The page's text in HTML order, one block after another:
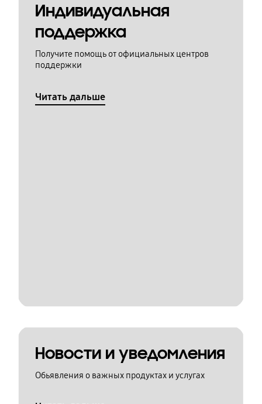
Индивидуальная
поддержка
Получите помощь от официальных центров
поддержки
Читать дальше
Новости и уведомления
Обьявления о важных продуктах и услугах